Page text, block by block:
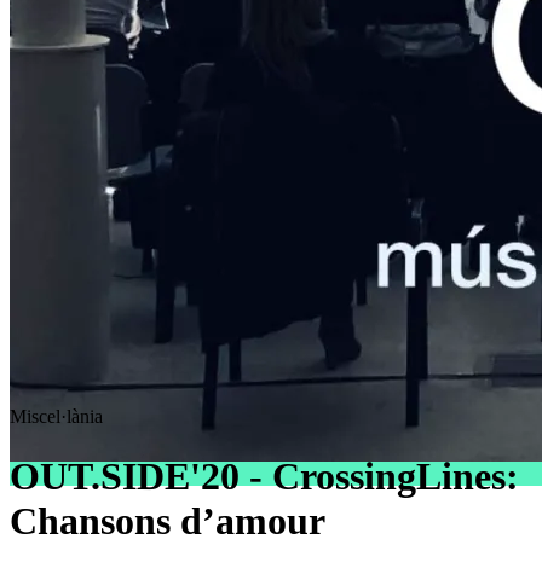
Miscel·lània
OUT.SIDE'20 - CrossingLines:
Chansons d’amour